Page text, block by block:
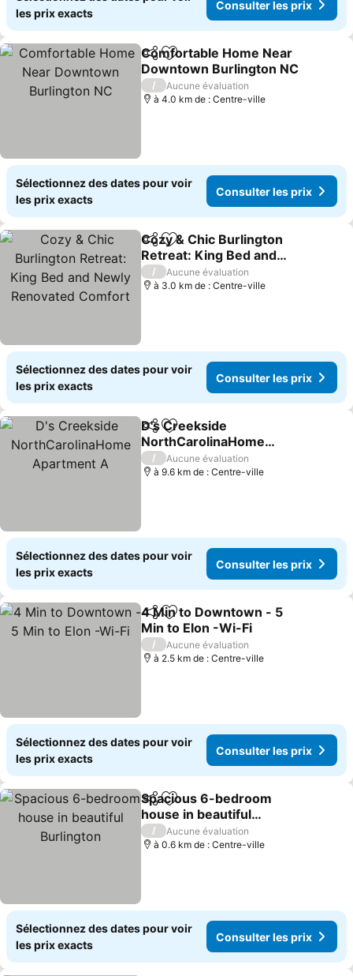
les prix exacts
Consulter les prix
PartagerAjouter à mes favoris
Comfortable Home Near
Downtown Burlington NC
/
Aucune évaluation
à 4.0 km de : Centre-ville
Sélectionnez des dates pour voir
les prix exacts
Consulter les prix
PartagerAjouter à mes favoris
Cozy & Chic Burlington
Retreat: King Bed and
Newly Renovated
Comfort
/
Aucune évaluation
à 3.0 km de : Centre-ville
Sélectionnez des dates pour voir
les prix exacts
Consulter les prix
PartagerAjouter à mes favoris
D's Creekside
NorthCarolinaHome
Apartment A
/
Aucune évaluation
à 9.6 km de : Centre-ville
Sélectionnez des dates pour voir
les prix exacts
Consulter les prix
PartagerAjouter à mes favoris
4 Min to Downtown - 5
Min to Elon -Wi-Fi
/
Aucune évaluation
à 2.5 km de : Centre-ville
Sélectionnez des dates pour voir
les prix exacts
Consulter les prix
PartagerAjouter à mes favoris
Spacious 6-bedroom
house in beautiful
Burlington
/
Aucune évaluation
à 0.6 km de : Centre-ville
Sélectionnez des dates pour voir
les prix exacts
Consulter les prix